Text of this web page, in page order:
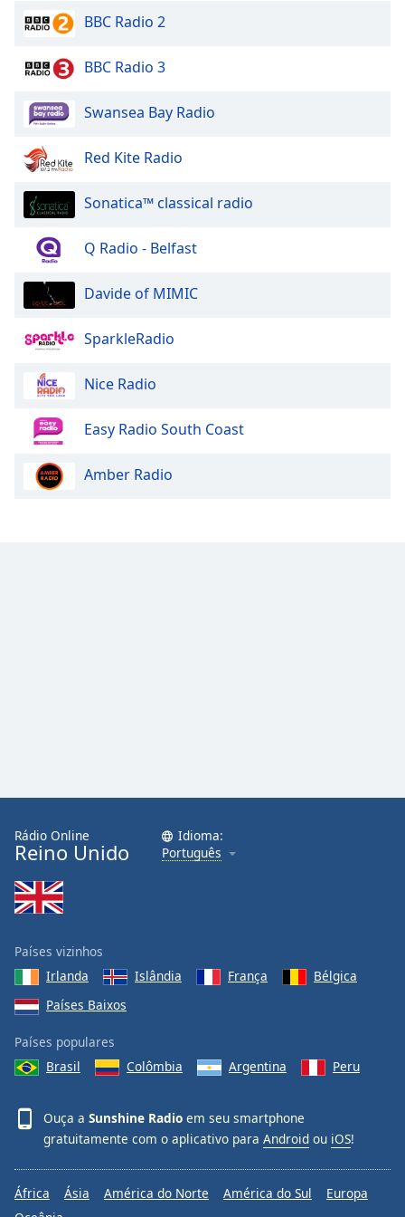
window.
close
window.
Opacity
Text
Background
Opacity
Caption
Family
Reset
Done
Dialog
End
dialog
window.
BBC Radio 2
BBC Radio 3
Swansea Bay Radio
Red Kite Radio
Sonatica™ classical radio
Q Radio - Belfast
Davide of MIMIC
SparkleRadio
Nice Radio
Easy Radio South Coast
Amber Radio
Rádio Online
Reino Unido
Idioma:
Português
Países vizinhos
Irlanda
Islândia França
Bélgica
Países Baixos
Países populares
Brasil
Colômbia Argentina Peru
Ouça a Sunshine Radio em seu smartphone
gratuitamente com o aplicativo para Android ou iOS!
África Ásia América do Norte América do Sul
Europa